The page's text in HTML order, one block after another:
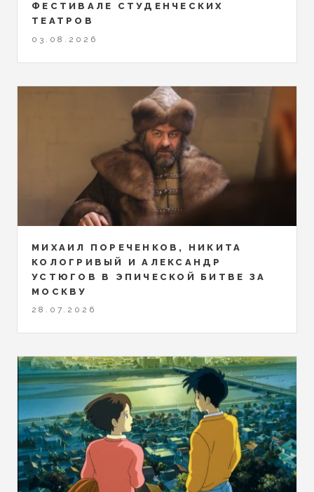
ФЕСТИВАЛЕ СТУДЕНЧЕСКИХ
ТЕАТРОВ
03.08.2026
МИХАИЛ ПОРЕЧЕНКОВ, НИКИТА
КОЛОГРИВЫЙ И АЛЕКСАНДР
УСТЮГОВ В ЭПИЧЕСКОЙ БИТВЕ ЗА
МОСКВУ
28.07.2026